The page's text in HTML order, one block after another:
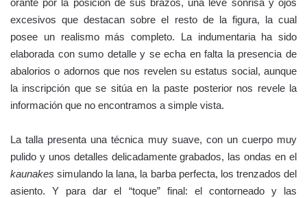
orante por la posición de sus brazos, una leve sonrisa y ojos
excesivos que destacan sobre el resto de la figura, la cual
posee un realismo más completo. La indumentaria ha sido
elaborada con sumo detalle y se echa en falta la presencia de
abalorios o adornos que nos revelen su estatus social, aunque
la inscripción que se sitúa en la paste posterior nos revele la
información que no encontramos a simple vista.
La talla presenta una técnica muy suave, con un cuerpo muy
pulido y unos detalles delicadamente grabados, las ondas en el
kaunakes simulando la lana, la barba perfecta, los trenzados del
asiento. Y para dar el “toque” final: el contorneado y las